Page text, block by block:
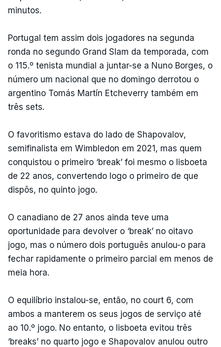
minutos.
Portugal tem assim dois jogadores na segunda
ronda no segundo Grand Slam da temporada, com
o 115.º tenista mundial a juntar-se a Nuno Borges, o
número um nacional que no domingo derrotou o
argentino Tomás Martín Etcheverry também em
três sets.
O favoritismo estava do lado de Shapovalov,
semifinalista em Wimbledon em 2021, mas quem
conquistou o primeiro ‘break’ foi mesmo o lisboeta
de 22 anos, convertendo logo o primeiro de que
dispôs, no quinto jogo.
O canadiano de 27 anos ainda teve uma
oportunidade para devolver o ‘break’ no oitavo
jogo, mas o número dois português anulou-o para
fechar rapidamente o primeiro parcial em menos de
meia hora.
O equilíbrio instalou-se, então, no court 6, com
ambos a manterem os seus jogos de serviço até
ao 10.º jogo. No entanto, o lisboeta evitou três
‘breaks’ no quarto jogo e Shapovalov anulou outro